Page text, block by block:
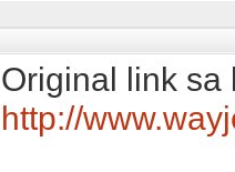
Original link sa
http://